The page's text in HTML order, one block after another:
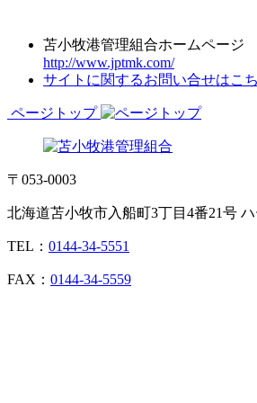
苫小牧港管理組合ホームページ
http://www.jptmk.com/
サイトに関するお問い合せはこ
ページトップ
〒053-0003
北海道苫小牧市入船町3丁目4番21号
TEL： 0144-34-5551
FAX： 0144-34-5559